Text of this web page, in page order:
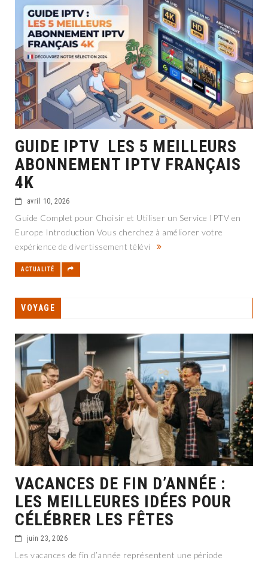
GUIDE IPTV LES 5 MEILLEURS
ABONNEMENT IPTV FRANÇAIS
4K
avril 10, 2026
Guide Complet pour Choisir et Utiliser un Service IPTV en
Europe Introduction Vous cherchez à améliorer votre
expérience de divertissement télévi
ACTUALITÉ
VOYAGE
VACANCES DE FIN D’ANNÉE :
LES MEILLEURES IDÉES POUR
CÉLÉBRER LES FÊTES
juin 23, 2026
Les vacances de fin d’année représentent une période